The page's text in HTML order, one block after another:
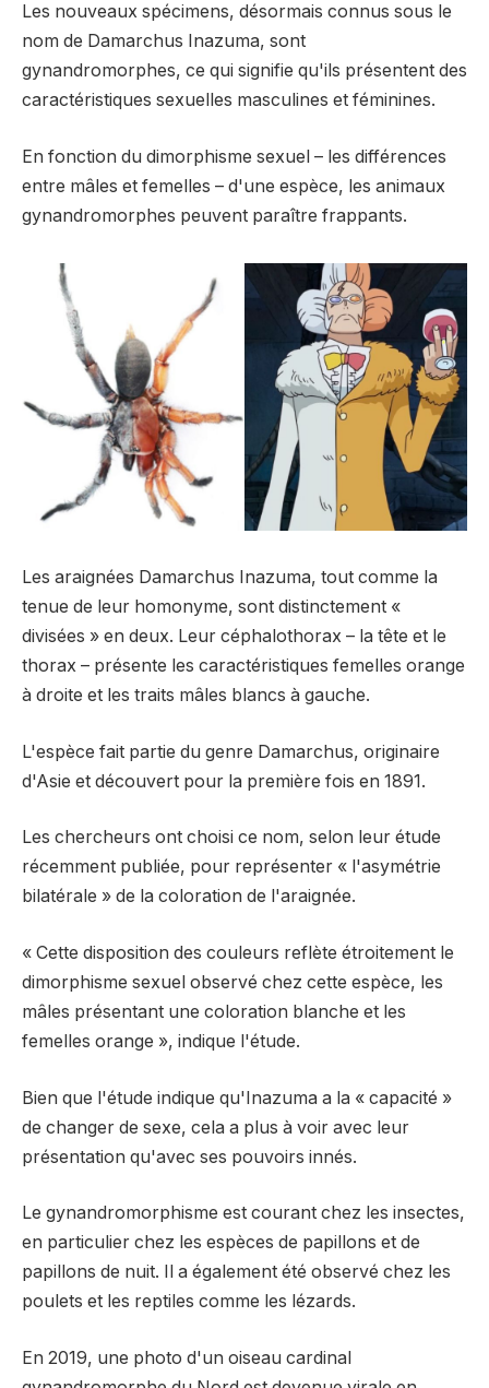
Les nouveaux spécimens, désormais connus sous le
nom de Damarchus Inazuma, sont
gynandromorphes, ce qui signifie qu'ils présentent des
caractéristiques sexuelles masculines et féminines.
En fonction du dimorphisme sexuel – les différences
entre mâles et femelles – d'une espèce, les animaux
gynandromorphes peuvent paraître frappants.
Les araignées Damarchus Inazuma, tout comme la
tenue de leur homonyme, sont distinctement «
divisées » en deux. Leur céphalothorax – la tête et le
thorax – présente les caractéristiques femelles orange
à droite et les traits mâles blancs à gauche.
L'espèce fait partie du genre Damarchus, originaire
d'Asie et découvert pour la première fois en 1891.
Les chercheurs ont choisi ce nom, selon leur étude
récemment publiée, pour représenter « l'asymétrie
bilatérale » de la coloration de l'araignée.
« Cette disposition des couleurs reflète étroitement le
dimorphisme sexuel observé chez cette espèce, les
mâles présentant une coloration blanche et les
femelles orange », indique l'étude.
Bien que l'étude indique qu'Inazuma a la « capacité »
de changer de sexe, cela a plus à voir avec leur
présentation qu'avec ses pouvoirs innés.
Le gynandromorphisme est courant chez les insectes,
en particulier chez les espèces de papillons et de
papillons de nuit. Il a également été observé chez les
poulets et les reptiles comme les lézards.
En 2019, une photo d'un oiseau cardinal